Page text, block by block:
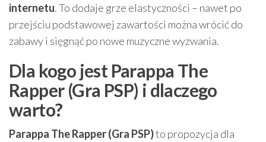
internetu. To dodaje grze elastyczności – nawet po
przejściu podstawowej zawartości można wrócić do
zabawy i sięgnąć po nowe muzyczne wyzwania.
Dla kogo jest Parappa The
Rapper (Gra PSP) i dlaczego
warto?
Parappa The Rapper (Gra PSP)to propozycja dla